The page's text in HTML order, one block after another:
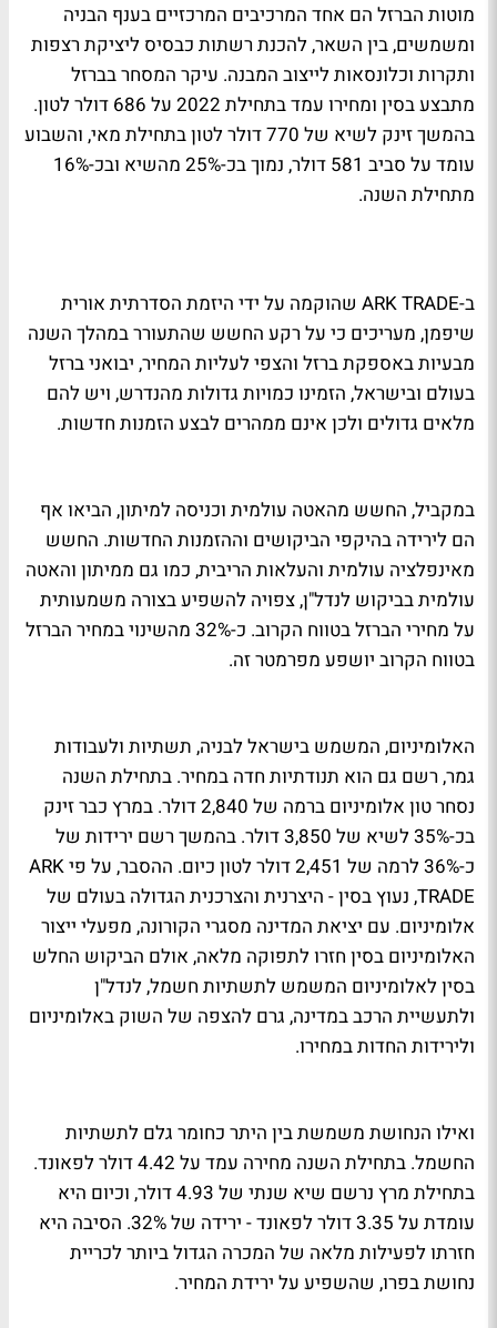
מוטות הברזל הם אחד המרכיבים המרכזיים בענף הבניה
ומשמשים, בין השאר, להכנת רשתות כבסיס ליציקת רצפות
ותקרות וכלונסאות לייצוב המבנה. עיקר המסחר בברזל
מתבצע בסין ומחירו עמד בתחילת 2022 על 686 דולר לטון.
בהמשך זינק לשיא של 770 דולר לטון בתחילת מאי, והשבוע
עומד על סביב 581 דולר, נמוך בכ-25% מהשיא ובכ-16%
מתחילת השנה.
ב-ARK TRADE שהוקמה על ידי היזמת הסדרתית אורית
שיפמן, מעריכים כי על רקע החשש שהתעורר במהלך השנה
מבעיות באספקת ברזל והצפי לעליות המחיר, יבואני ברזל
בעולם ובישראל, הזמינו כמויות גדולות מהנדרש, ויש להם
מלאים גדולים ולכן אינם ממהרים לבצע הזמנות חדשות.
במקביל, החשש מהאטה עולמית וכניסה למיתון, הביאו אף
הם לירידה בהיקפי הביקושים וההזמנות החדשות. החשש
מאינפלציה עולמית והעלאות הריבית, כמו גם ממיתון והאטה
עולמית בביקוש לנדל"ן, צפויה להשפיע בצורה משמעותית
על מחירי הברזל בטווח הקרוב. כ-32% מהשינוי במחיר הברזל
בטווח הקרוב יושפע מפרמטר זה.
האלומיניום, המשמש בישראל לבניה, תשתיות ולעבודות
גמר, רשם גם הוא תנודתיות חדה במחיר. בתחילת השנה
נסחר טון אלומיניום ברמה של 2,840 דולר. במרץ כבר זינק
בכ-35% לשיא של 3,850 דולר. בהמשך רשם ירידות של
כ-36% לרמה של 2,451 דולר לטון כיום. ההסבר, על פי ARK
TRADE, נעוץ בסין - היצרנית והצרכנית הגדולה בעולם של
אלומיניום. עם יציאת המדינה מסגרי הקורונה, מפעלי ייצור
האלומיניום בסין חזרו לתפוקה מלאה, אולם הביקוש החלש
בסין לאלומיניום המשמש לתשתיות חשמל, לנדל"ן
ולתעשיית הרכב במדינה, גרם להצפה של השוק באלומיניום
ולירידות החדות במחירו.
ואילו הנחושת משמשת בין היתר כחומר גלם לתשתיות
החשמל. בתחילת השנה מחירה עמד על 4.42 דולר לפאונד.
בתחילת מרץ נרשם שיא שנתי של 4.93 דולר, וכיום היא
עומדת על 3.35 דולר לפאונד - ירידה של 32%. הסיבה היא
חזרתו לפעילות מלאה של המכרה הגדול ביותר לכריית
נחושת בפרו, שהשפיע על ירידת המחיר.